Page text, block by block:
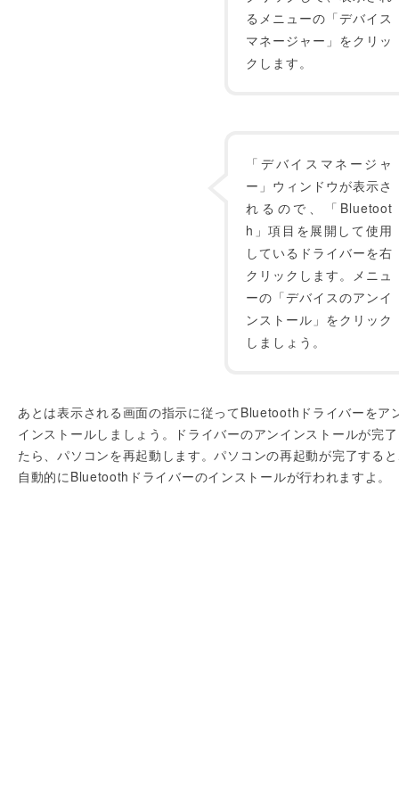
るメニューの「デバイス
マネージャー」をクリッ
クします。
「デバイスマネージャ
ー」ウィンドウが表示さ
れるので、「Bluetoot
h」項目を展開して使用
しているドライバーを右
クリックします。メニュ
ーの「デバイスのアンイ
ンストール」をクリック
しましょう。
あとは表示される画面の指示に従ってBluetoothドライバーをア
インストールしましょう。ドライバーのアンインストールが完
たら、パソコンを再起動します。パソコンの再起動が完了する
自動的にBluetoothドライバーのインストールが行われますよ。